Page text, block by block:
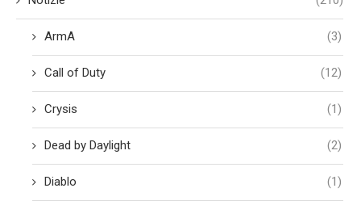
ArmA (3)
Call of Duty (12)
Crysis (1)
Dead by Daylight (2)
Diablo (1)